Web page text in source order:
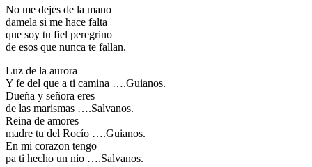
No me dejes de la mano
damela si me hace falta
que soy tu fiel peregrino
de esos que nunca te fallan.
Luz de la aurora
Y fe del que a ti camina ….Guianos.
Dueña y señora eres
de las marismas ….Salvanos.
Reina de amores
madre tu del Rocío ….Guianos.
En mi corazon tengo
pa ti hecho un nio ….Salvanos.